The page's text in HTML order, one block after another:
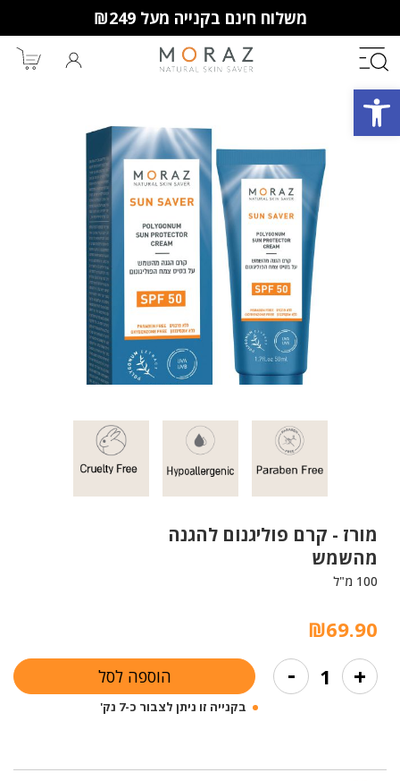
משלוח חינם בקנייה מעל ₪249
10% הנחה לקנייה ראשונה
מבצעים שווים
וצבירת נקודות למימוש בקניות
הבאות.
מורז - קרם פוליגנום להגנה
מהשמש
100 מ"ל
₪69.90
+
של
- הוספה לסל
בקנייה זו ניתן לצבור כ-7 נק'
פתח סרגל נגישות